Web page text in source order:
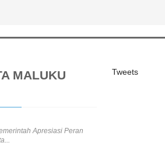
MALUKU
Apresiasi Peran
Tweets